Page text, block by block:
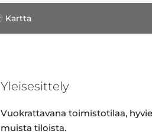
Kartta
Yleisesittely
Vuokrattavana toimistotilaa,
muista tiloista.